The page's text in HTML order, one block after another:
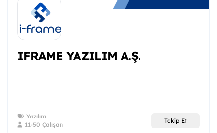
IFRAME YAZILIM A.Ş.
Yazılım
11-50 Çalışan
Takip Et